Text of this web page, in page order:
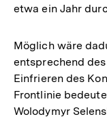
etwa ein Jahr
Möglich wäre
entsprechend
Einfrieren des
Frontlinie
Wolodymyr